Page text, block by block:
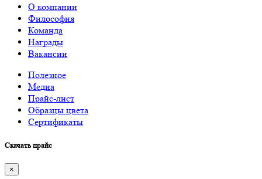
О компании
Философия
Команда
Награды
Вакансии
Полезное
Медиа
Прайс-лист
Образцы цвета
Сертификаты
Скачать прайс
×